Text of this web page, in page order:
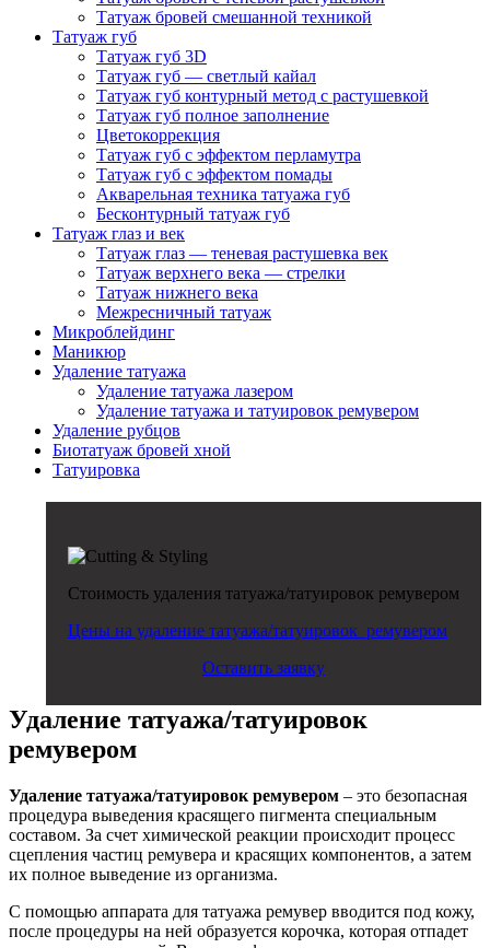
Татуаж бровей смешанной техникой
Татуаж губ
Татуаж губ 3D
Татуаж губ — светлый кайал
Татуаж губ контурный метод с растушевкой
Татуаж губ полное заполнение
Цветокоррекция
Татуаж губ с эффектом перламутра
Татуаж губ с эффектом помады
Акварельная техника татуажа губ
Бесконтурный татуаж губ
Татуаж глаз и век
Татуаж глаз — теневая растушевка век
Татуаж верхнего века — стрелки
Татуаж нижнего века
Межресничный татуаж
Микроблейдинг
Маникюр
Удаление татуажа
Удаление татуажа лазером
Удаление татуажа и татуировок ремувером
Удаление рубцов
Биотатуаж бровей хной
Татуировка
Стоимость удаления татуажа/татуировок ремувером
Цены на удаление татуажа/татуировок ремувером
Оставить заявку
Удаление татуажа/татуировок
ремувером
Удаление татуажа/татуировок ремувером – это безопасная
процедура выведения красящего пигмента специальным
составом. За счет химической реакции происходит процесс
сцепления частиц ремувера и красящих компонентов, а затем
их полное выведение из организма.
С помощью аппарата для татуажа ремувер вводится под кожу,
после процедуры на ней образуется корочка, которая отпадет